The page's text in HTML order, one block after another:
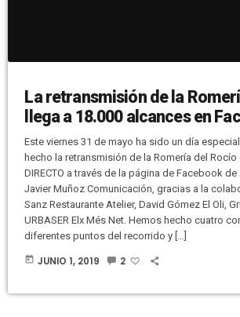
La retransmisión de la
llega a 18.000 alcances en
Este viernes 31 de mayo ha sido un día
hecho la retransmisión de la Romería del Rocío
DIRECTO a través de la página de Facebook
Javier Muñoz Comunicación, gracias a la
Sanz Restaurante Atelier, David Gómez El Oli,
URBASER Elx Més Net. Hemos hecho cuatro
diferentes puntos del recorrido y […]
today JUNIO 1, 2019 2